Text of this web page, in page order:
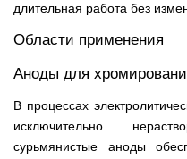
длительная работа без
Области применения
Аноды для
В процессах
исключительно
сурьмянистые аноды